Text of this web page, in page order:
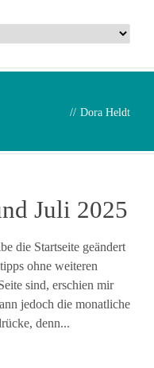
// Dora Heldt
Juli 2025
die Startseite geändert
ohne weiteren
sind, erschien mir
jedoch die monatliche
denn...